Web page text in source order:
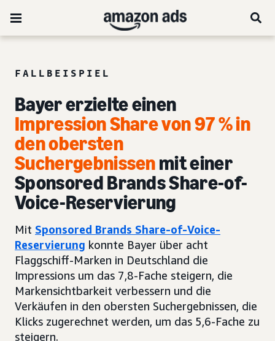
FALLBEISPIEL
Bayer erzielte einen
Impression Share von 97 % in
den obersten
Suchergebnissenmit einer
Sponsored Brands Share-of-
Voice-Reservierung
Mit Sponsored Brands Share-of-Voice-
Reservierung konnte Bayer über acht
Flaggschiff-Marken in Deutschland die
Impressions um das 7,8-Fache steigern, die
Markensichtbarkeit verbessern und die
Verkäufen in den obersten Suchergebnissen, die
Klicks zugerechnet werden, um das 5,6-Fache zu
steigern.